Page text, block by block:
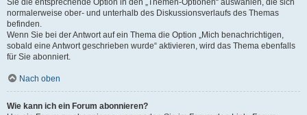
Sie die entsprechende Option in den „Themen-Optionen“ auswählen, die sich
normalerweise ober- und unterhalb des Diskussionsverlaufs des Themas
befinden.
Wenn Sie bei der Antwort auf ein Thema die Option „Mich benachrichtigen,
sobald eine Antwort geschrieben wurde“ aktivieren, wird das Thema ebenfalls
für Sie abonniert.
Nach oben
Wie kann ich ein Forum abonnieren?